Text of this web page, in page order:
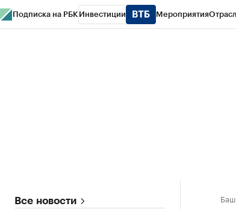
Подписка на РБК Инвестиции Мероприятия
Все новости